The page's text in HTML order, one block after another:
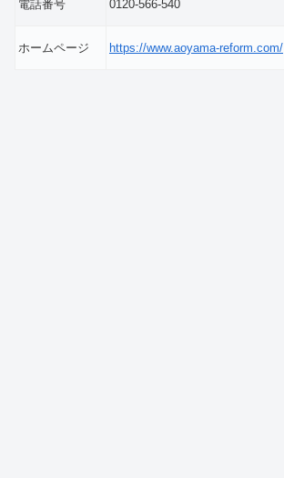
電話番号 0120-566-540
ホームページ https://www.aoyama-reform.com/